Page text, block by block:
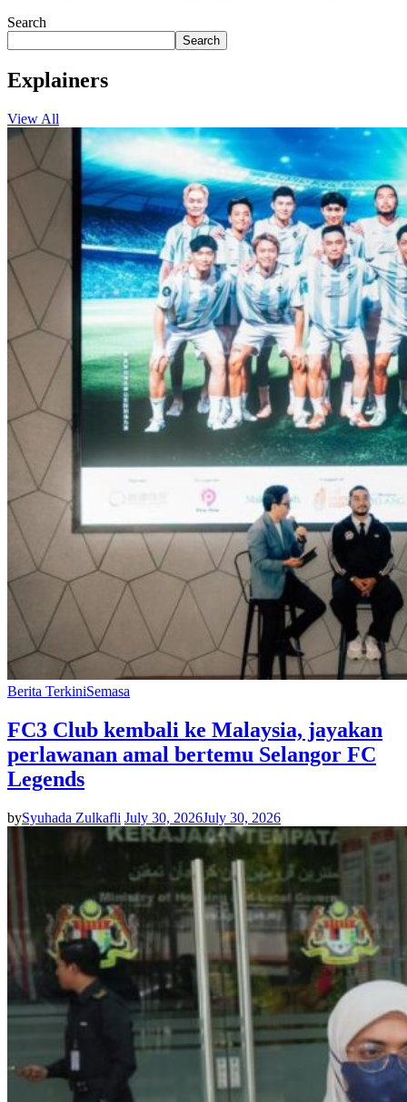
Search
Search
Explainers
View All
Berita TerkiniSemasa
FC3 Club kembali ke Malaysia, jayakan
perlawanan amal bertemu Selangor FC
Legends
bySyuhada Zulkafli July 30, 2026July 30, 2026